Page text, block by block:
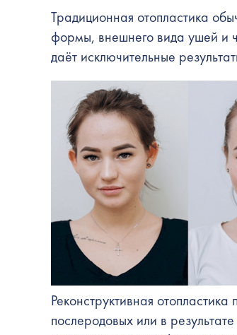
Традиционная отопластика
формы, внешнего вида ушей и
даёт исключительные
Реконструктивная
послеродовых или в